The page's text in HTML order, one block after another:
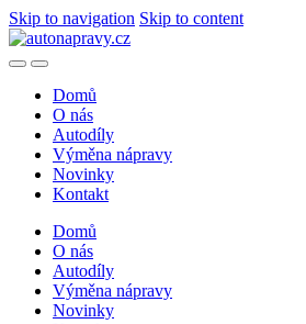
Skip to navigation Skip to content
Domů
O nás
Autodíly
Výměna nápravy
Novinky
Kontakt
Domů
O nás
Autodíly
Výměna nápravy
Novinky